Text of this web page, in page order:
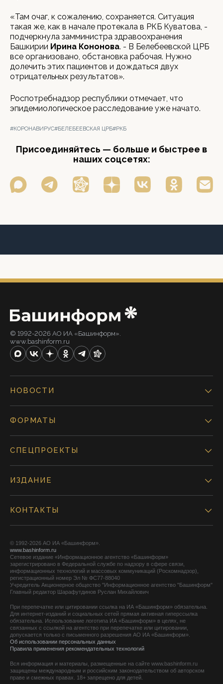
«Там очаг, к сожалению, сохраняется. Ситуация
такая же, как в начале протекала в РКБ Куватова, -
подчеркнула замминистра здравоохранения
Башкирии Ирина Кононова. - В Белебеевской ЦРБ
все организовано, обстановка рабочая. Нужно
долечить этих пациентов и дождаться двух
отрицательных результатов».
Роспотребнадзор республики отмечает, что
эпидемиологическое расследование уже начато.
#КОРОНАВИРУС#БЕЛЕБЕЕВСКАЯ ЦРБ#РКБ
Присоединяйтесь — больше и быстрее в
наших соцсетях:
© 1992-2026 АО ИА «Башинформ».
www.bashinform.ru
НОВОСТИ
ФОРМАТЫ
СПЕЦПРОЕКТЫ
ИЗДАНИЕ
КОНТАКТЫ
© 1992-2026 АО ИА «Башинформ».
www.bashinform.ru
Сетевое издание «Информационное агентство «Башинформ»
зарегистрировано в Федеральной службе по надзору в сфере связи,
информационных технологий и массовых коммуникаций (Роскомнадзор),
регистрационный номер Эл № ФС77-88040
Учредитель Акционерное общество "Информационное агентство "Башинформ"
Главный редактор Шарафутдинов Руслан Михайлович
При перепечатке или цитировании ссылка на ИА «Башинформ» обязательна.
Для интернет-изданий и социальных сетей прямая активная гиперссылка
обязательна. Использование логотипа ИА «Башинформ» в целях, не
связанных с ссылкой на агентство при перепечатке или цитировании,
допускается только с письменного разрешения АО ИА «Башинформ».
Об использовании персональных данных
Правила применения рекомендательных технологий
Вся информация и материалы, размещенные на сайте www.bashinform.ru
защищены международным и российским законодательством об авторском
праве и смежных правах. 18+ запрещено для детей.